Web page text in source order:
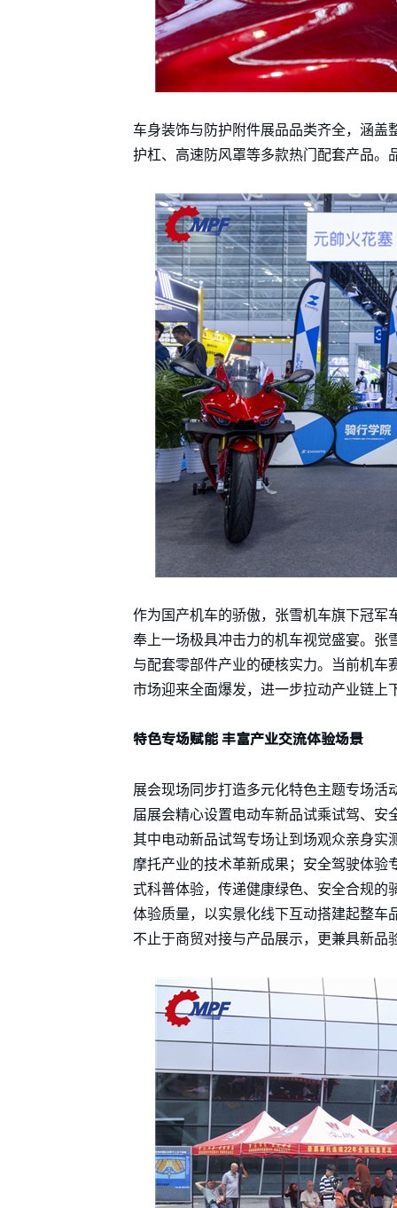
车身装饰与防护附件展品品类齐全，涵
护杠、高速防风罩等多款热门配套产品。
作为国产机车的骄傲，张雪机车旗下冠军
奉上一场极具冲击力的机车视觉盛宴。张
与配套零部件产业的硬核实力。当前机
市场迎来全面爆发，进一步拉动产业链上
特色专场赋能 丰富产业交流体验场景
展会现场同步打造多元化特色主题专场
届展会精心设置电动车新品试乘试驾、安
其中电动新品试驾专场让到场观众亲身实
摩托产业的技术革新成果；安全驾驶体
式科普体验，传递健康绿色、安全合规的
体验质量，以实景化线下互动搭建起整车
不止于商贸对接与产品展示，更兼具新